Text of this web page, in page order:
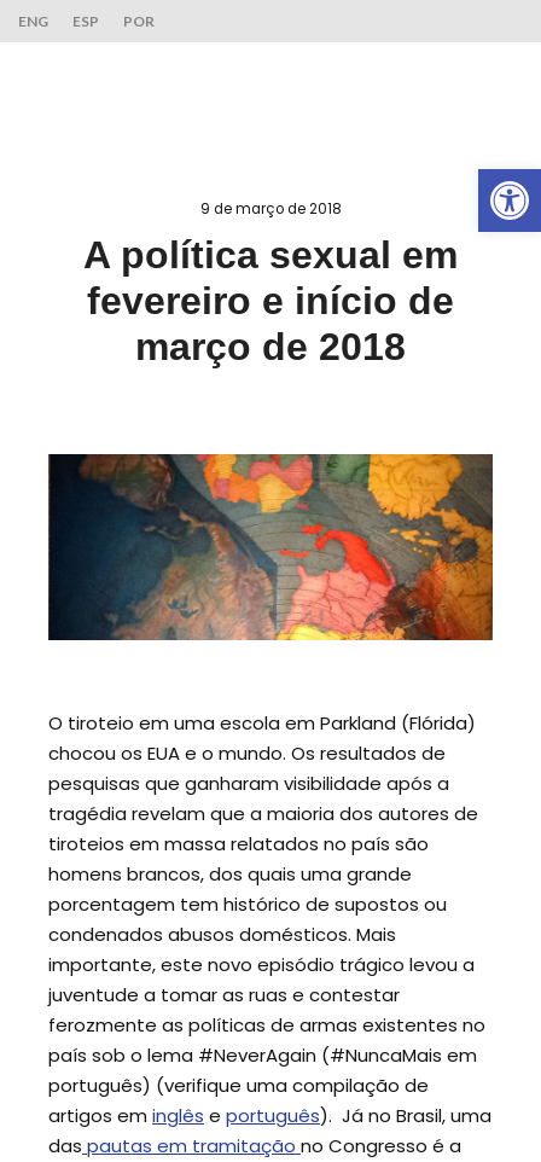
ENG ESP POR
9 de março de 2018
A política sexual em
fevereiro e início de
março de 2018
O tiroteio em uma escola em Parkland (Flórida)
chocou os EUA e o mundo. Os resultados de
pesquisas que ganharam visibilidade após a
tragédia revelam que a maioria dos autores de
tiroteios em massa relatados no país são
homens brancos, dos quais uma grande
porcentagem tem histórico de supostos ou
condenados abusos domésticos. Mais
importante, este novo episódio trágico levou a
juventude a tomar as ruas e contestar
ferozmente as políticas de armas existentes no
país sob o lema #NeverAgain (#NuncaMais em
português) (verifique uma compilação de
artigos em inglês e português). Já no Brasil, uma
das pautas em tramitação no Congresso é a